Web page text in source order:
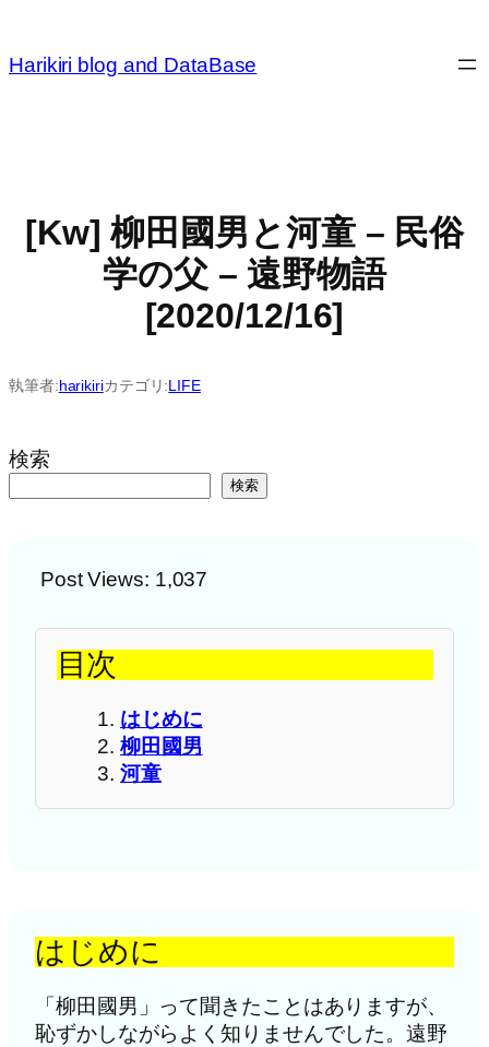
を
Harikiri blog and DataBase
[Kw] 柳田國男と河童 – 民俗
学の父 – 遠野物語
[2020/12/16]
執筆者:harikiriカテゴリ:LIFE
検索
検索
Post Views: 1,037
目次
はじめに
柳田國男
河童
はじめに
「柳田國男」って聞きたことはありますが、
恥ずかしながらよく知りませんでした。遠野